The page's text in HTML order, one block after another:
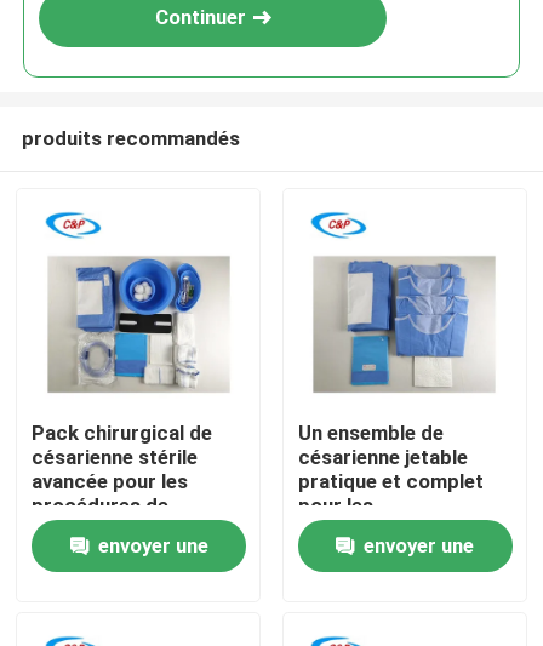
À la maison
Continuer
produits recommandés
Pack chirurgical de
césarienne stérile
avancée pour les
procédures de
césarienne
envoyer une
Un ensemble de
césarienne jetable
pratique et complet
pour les
professionnels de la
santé envoyer une